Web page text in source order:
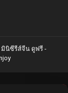
มินิซีรีส์จีน ดูฟรี -